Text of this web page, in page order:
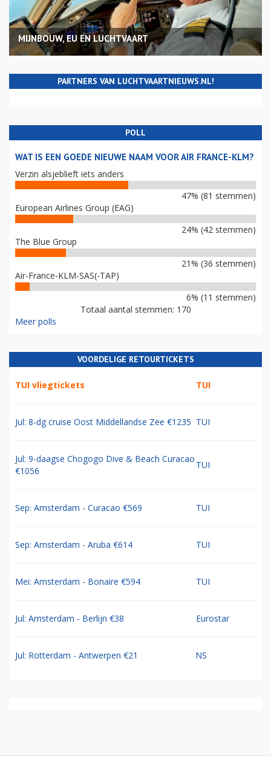
MIJNBOUW, EU EN LUCHTVAART
PARTNERS VAN LUCHTVAARTNIEUWS.NL!
POLL
WAT IS EEN GOEDE NIEUWE NAAM VOOR AIR FRANCE-KLM?
Verzin alsjeblieft iets anders
47% (81 stemmen)
European Airlines Group (EAG)
24% (42 stemmen)
The Blue Group
21% (36 stemmen)
Air-France-KLM-SAS(-TAP)
6% (11 stemmen)
Totaal aantal stemmen: 170
Meer polls
VOORDELIGE RETOURTICKETS
TUI vliegtickets TUI
Jul: 8-dg cruise Oost Middellandse Zee €1235 TUI
Jul: 9-daagse Chogogo Dive & Beach Curacao
€1056
TUI
Sep: Amsterdam - Curacao €569 TUI
Sep: Amsterdam - Aruba €614 TUI
Mei: Amsterdam - Bonaire €594 TUI
Jul: Amsterdam - Berlijn €38 Eurostar
Jul: Rotterdam - Antwerpen €21 NS